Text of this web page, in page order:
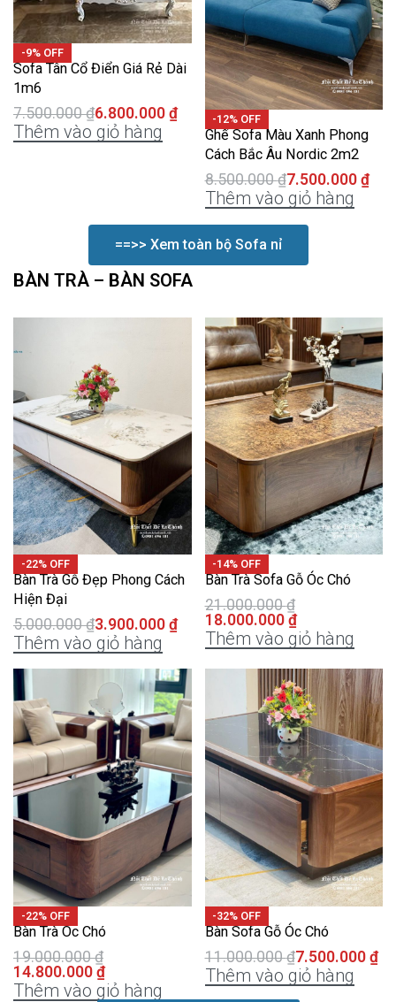
-9% OFF
Sofa Tân Cổ Điển Giá Rẻ Dài
1m6
7.500.000₫6.800.000 ₫
Thêm vào giỏ hàng
-12% OFF
Ghế Sofa Màu Xanh Phong
Cách Bắc Âu Nordic 2m2
8.500.000₫7.500.000 ₫
Thêm vào giỏ hàng
==>> Xem toàn bộ Sofa nỉ
BÀN TRÀ – BÀN SOFA
-22% OFF
Bàn Trà Gỗ Đẹp Phong Cách
Hiện Đại
5.000.000₫3.900.000 ₫
Thêm vào giỏ hàng
-14% OFF
Bàn Trà Sofa Gỗ Óc Chó
21.000.000₫
18.000.000 ₫
Thêm vào giỏ hàng
-22% OFF
Bàn Trà Óc Chó
19.000.000₫
14.800.000 ₫
Thêm vào giỏ hàng
-32% OFF
Bàn Sofa Gỗ Óc Chó
11.000.000₫7.500.000 ₫
Thêm vào giỏ hàng